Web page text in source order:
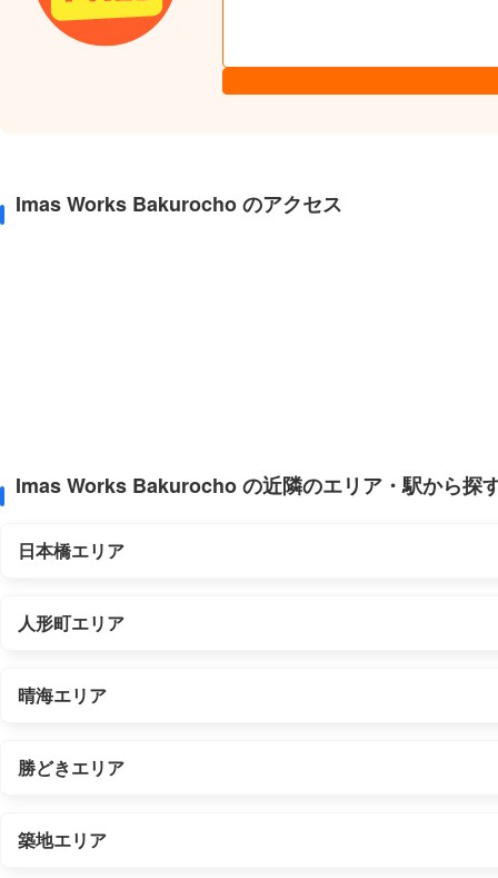
Imas Works Bakurocho のアクセス
Imas Works Bakurocho の近隣のエリア・駅から探
日本橋エリア
人形町エリア
晴海エリア
勝どきエリア
築地エリア